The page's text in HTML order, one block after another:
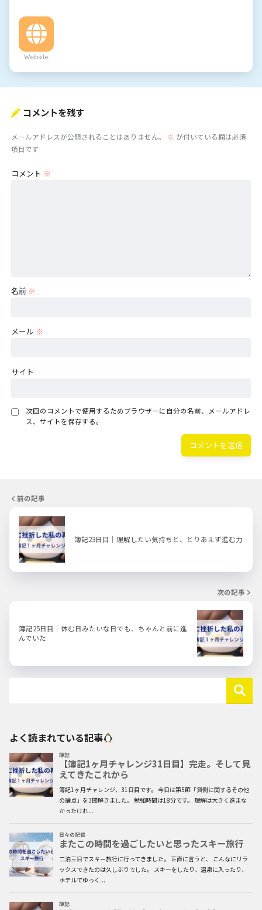
Website
コメントを残す
メールアドレスが公開されることはありません。 ※ が付いている欄は必須
項目です
コメント ※
名前 ※
メール ※
サイト
次回のコメントで使用するためブラウザーに自分の名前、メールアドレ
ス、サイトを保存する。
前の記事
簿記23日目｜理解したい気持ちと、とりあえず進む力
次の記事
簿記25日目｜休む日みたいな日でも、ちゃんと前に進
んでいた
よく読まれている記事